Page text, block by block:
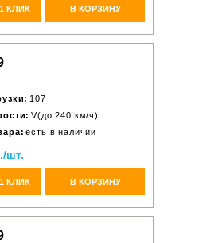
КЛИК В КОРЗИНУ
107
V(до 240 км/ч)
есть в наличии
шт.
КЛИК В КОРЗИНУ